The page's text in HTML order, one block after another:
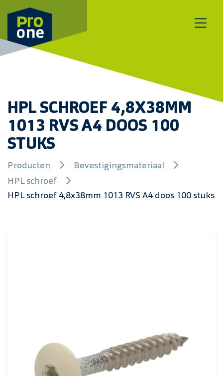
Meteen naar de content
HPL SCHROEF 4,8X38MM
1013 RVS A4 DOOS 100
STUKS
Producten
Bevestigingsmateriaal
HPL schroef
HPL schroef 4,8x38mm 1013 RVS A4 doos 100 stuks